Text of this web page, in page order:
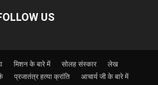
US
मिशन के बारे में सोलह संस्कार
लेख
प्रजातंत्र हत्या क्रांति
आचार्य जी के बारे में